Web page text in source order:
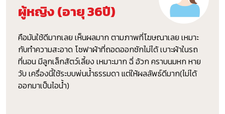
ผู้หญิง (อายุ 36ปี)
คือมันใช้ดีมากเลย เห็นผลมาก ตามภาพที่โฆษณาเลย เหมาะ
กับทำความสะอาด โซฟาผ้าที่ถอดออกซักไม่ได้ เบาะผ้าในรถ
ที่นอน มีลูกเล็กสัตว์เลี้ยง เหมาะมาก ฉี่ อ้วก คราบนมหก หาย
วับ เครื่องนี้ใช้ระบบพ่นน้ำธรรมดา แต่ให้ผลลัพธ์ดีมาก(ไม่ได้
ออกมาเป็นไอน้ำ)